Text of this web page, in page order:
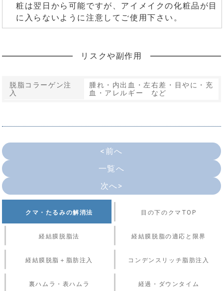
粧は翌日から可能ですが、アイメイクの化粧品が目
に入らないように注意してご使用下さい。
リスクや副作用
脱脂コラーゲン注
入
腫れ・内出血・左右差・目やに・充
血・アレルギー など
<前へ
一覧へ
次へ>
クマ・たるみの解消法 目の下のクマTOP
経結膜脱脂法 経結膜脱脂の適応と限界
経結膜脱脂＋脂肪注入 コンデンスリッチ脂肪注入
裏ハムラ・表ハムラ 経過・ダウンタイム